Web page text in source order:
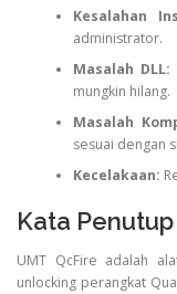
Kesalahan
administrator.
Masalah DLL:
mungkin hilang.
Masalah
sesuai dengan
Kecelakaan:
Kata Penutup
UMT QcFire adalah
unlocking perangkat